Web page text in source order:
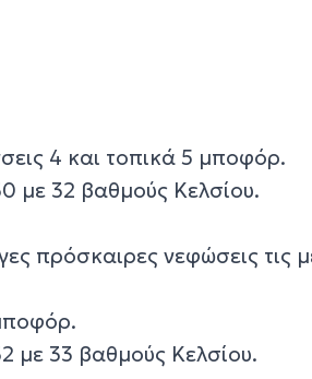
4 και τοπικά 5 μποφόρ.
με 32 βαθμούς Κελσίου.
πρόσκαιρες νεφώσεις τις
με 33 βαθμούς Κελσίου.